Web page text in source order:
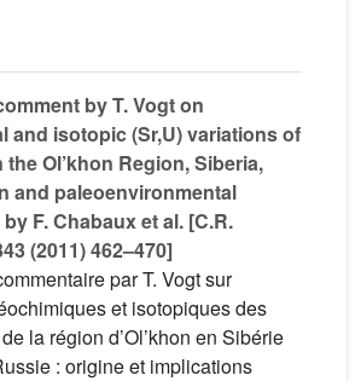
by T. Vogt on
and isotopic (Sr,U) variations of
the Ol’khon Region, Siberia,
and paleoenvironmental
F. Chabaux et al. [C.R.
(2011) 462–470]
par T. Vogt sur
et isotopiques des
la région d’Ol’khon en Sibérie
: origine et implications